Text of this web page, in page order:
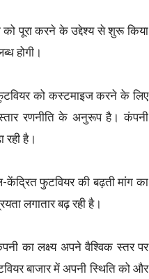
पूरा करने के उद्देश्य से शुरू किया
होगी।
को कस्टमाइज करने के लिए
रणनीति के अनुरूप है। कंपनी
है।
फुटवियर की बढ़ती मांग का
लगातार बढ़ रही है।
का लक्ष्य अपने वैश्विक स्तर पर
बाजार में अपनी स्थिति को और